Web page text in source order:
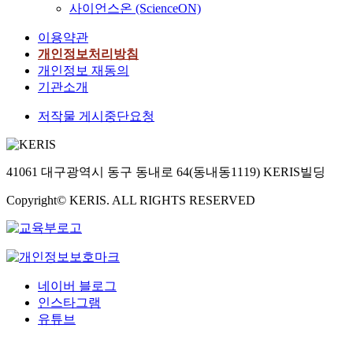
사이언스온 (ScienceON)
이용약관
개인정보처리방침
개인정보 재동의
기관소개
저작물 게시중단요청
41061 대구광역시 동구 동내로 64(동내동1119) KERIS빌딩
Copyright© KERIS. ALL RIGHTS RESERVED
네이버 블로그
인스타그램
유튜브